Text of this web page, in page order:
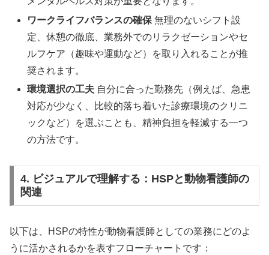
ワークライフバランスの確保 無理のないシフト設
定、休憩の徹底、業務外でのリラクゼーションやセ
ルフケア（趣味や運動など）を取り入れることが推
奨されます。
環境選択の工夫 自分に合った勤務先（例えば、急患
対応が少なく、比較的落ち着いた診療環境のクリニ
ックなど）を選ぶことも、精神負担を軽減する一つ
の方法です。
4. ビジュアルで理解する：HSPと動物看護師の
関連
以下は、HSPの特性が動物看護師としての業務にどのよ
うに活かされるかを表すフローチャートです：